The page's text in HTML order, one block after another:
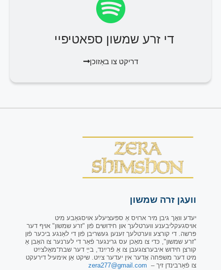
די זרע שמשון ספאטיפיי
דריקט צו באַזוכן
וועגן זרה שמשון
יעדע וואָך גיבן מיר ארויס אַ ספּעציעלע אויסגאַבע מיט
אויסגעקליבענע ווערטלעך און חידושים פֿון "זרע שמשון" אויף דער
פּרשה. די קורצע ווערטלעך זענען געשריבן פֿון די לאַנגע ביכער פֿון
"זרע שמשון", כּדי צו מאַכן עס גרינגער פֿאַר די לערנער צו האָבן אַ
קורצן חידוש איבערצוגעבן צו אַ פֿרײַנד, בײַ דער שבת־מאָלצײַט
מיט דער משפּחה אָדער אין יעדער צײַט. שיקט אַן אימעיל דירעקט
צו פֿאַרבינדן זיך – zera277@gmail.com